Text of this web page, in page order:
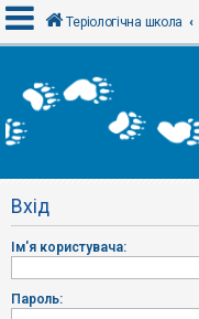
х
і
Р
є
т
р
а
Теріологічна школа
Вхід
Ім'я користувача:
Пароль: